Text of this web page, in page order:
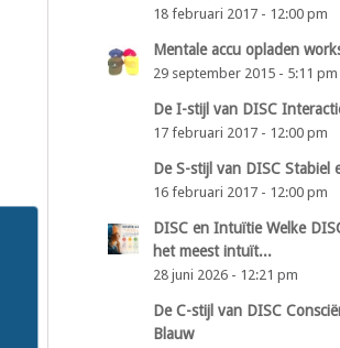
18 februari 2017 - 12:00 pm
Mentale accu opladen
29 september 2015 - 5:11 pm
De I-stijl van DISC
17 februari 2017 - 12:00 pm
De S-stijl van DISC Stabiel
16 februari 2017 - 12:00 pm
DISC en Intuïtie Welke
het meest intuït...
28 juni 2026 - 12:21 pm
De C-stijl van DISC
Blauw